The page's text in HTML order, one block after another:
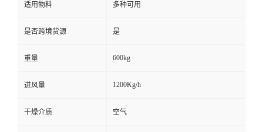
适用物料 多种可用
是否跨境货源 是
重量 600kg
进风量 1200Kg/h
干燥介质 空气